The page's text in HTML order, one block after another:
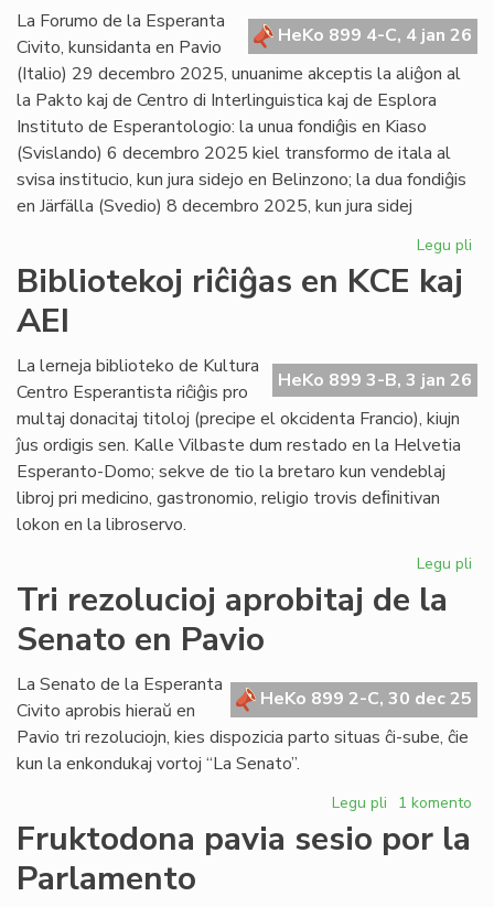
HeKo 899 4-C, 4 jan 26
La Forumo de la Esperanta
Civito, kunsidanta en Pavio
(Italio) 29 decembro 2025, unuanime akceptis la aliĝon al
la Pakto kaj de Centro di Interlinguistica kaj de Esplora
Instituto de Esperantologio: la unua fondiĝis en Kiaso
(Svislando) 6 decembro 2025 kiel transformo de itala al
svisa institucio, kun jura sidejo en Belinzono; la dua fondiĝis
en Järfälla (Svedio) 8 decembro 2025, kun jura sidej
Legu pli
Bibliotekoj riĉiĝas en KCE kaj
AEI
HeKo 899 3-B, 3 jan 26
La lerneja biblioteko de Kultura
Centro Esperantista riĉiĝis pro
multaj donacitaj titoloj (precipe el okcidenta Francio), kiujn
ĵus ordigis sen. Kalle Vilbaste dum restado en la Helvetia
Esperanto-Domo; sekve de tio la bretaro kun vendeblaj
libroj pri medicino, gastronomio, religio trovis deﬁnitivan
lokon en la libroservo.
Legu pli
kaj
Tri rezolucioj aprobitaj de la
Senato en Pavio
HeKo 899 2-C, 30 dec 25
La Senato de la Esperanta
Civito aprobis hieraŭ en
Pavio tri rezoluciojn, kies dispozicia parto situas ĉi-sube, ĉie
kun la enkondukaj vortoj “La Senato”.
Legu pli pri
rezolucioj
1 komento
Fruktodona pavia sesio por la
Parlamento